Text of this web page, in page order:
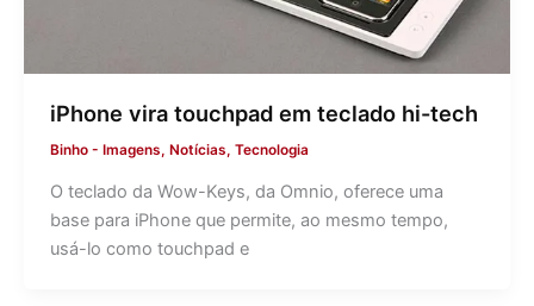
iPhone vira touchpad em teclado hi-tech
Binho - Imagens, Notícias, Tecnologia
O teclado da Wow-Keys, da Omnio, oferece uma
base para iPhone que permite, ao mesmo tempo,
usá-lo como touchpad e